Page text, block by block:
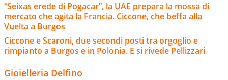
“Seixas erede di Pogacar”, la UAE prepara la mossa di
mercato che agita la Francia. Ciccone, che beffa alla
Vuelta a Burgos
Ciccone e Scaroni, due secondi posti tra orgoglio e
rimpianto a Burgos e in Polonia. E si rivede Pellizzari
Gioielleria Delfino